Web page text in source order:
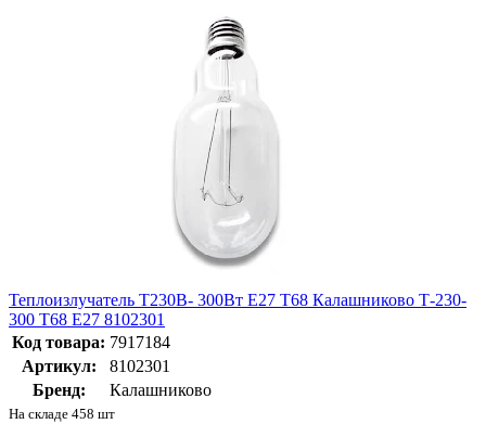
Теплоизлучатель Т230В- 300Вт E27 Т68 Калашниково Т-230-
300 T68 E27 8102301
Код товара: 7917184
Артикул:
8102301
Бренд:
Калашниково
На складе 458 шт